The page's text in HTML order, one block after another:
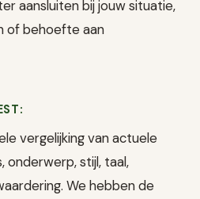
aansluiten bij jouw situatie,
of behoefte aan
vergelijking van actuele
onderwerp, stijl, taal,
We hebben de